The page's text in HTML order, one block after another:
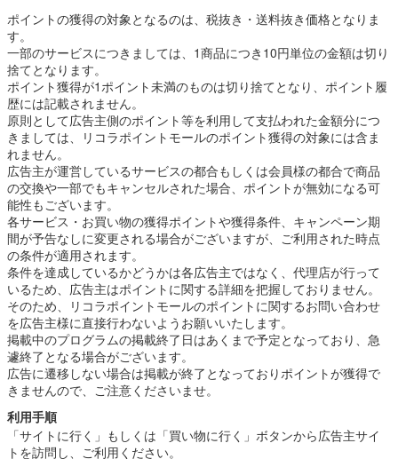
ポイントの獲得の対象となるのは、税抜き・送料抜き価格となりま
す。
一部のサービスにつきましては、1商品につき10円単位の金額は切り
捨てとなります。
ポイント獲得が1ポイント未満のものは切り捨てとなり、ポイント履
歴には記載されません。
原則として広告主側のポイント等を利用して支払われた金額分につ
きましては、リコラポイントモールのポイント獲得の対象には含ま
れません。
広告主が運営しているサービスの都合もしくは会員様の都合で商品
の交換や一部でもキャンセルされた場合、ポイントが無効になる可
能性もございます。
各サービス・お買い物の獲得ポイントや獲得条件、キャンペーン期
間が予告なしに変更される場合がございますが、ご利用された時点
の条件が適用されます。
条件を達成しているかどうかは各広告主ではなく、代理店が行って
いるため、広告主はポイントに関する詳細を把握しておりません。
そのため、リコラポイントモールのポイントに関するお問い合わせ
を広告主様に直接行わないようお願いいたします。
掲載中のプログラムの掲載終了日はあくまで予定となっており、急
遽終了となる場合がございます。
広告に遷移しない場合は掲載が終了となっておりポイントが獲得で
きませんので、ご注意くださいませ。
利用手順
「サイトに行く」もしくは「買い物に行く」ボタンから広告主サイ
トを訪問し、ご利用ください。